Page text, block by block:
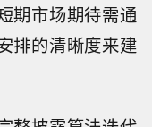
期市场期待需通
排的清晰度来建